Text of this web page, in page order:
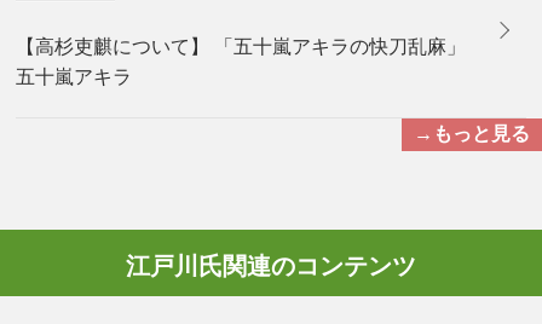
【高杉吏麒について】 「五十嵐アキラの快刀乱麻」
五十嵐アキラ
→もっと見る
江戸川氏関連のコンテンツ